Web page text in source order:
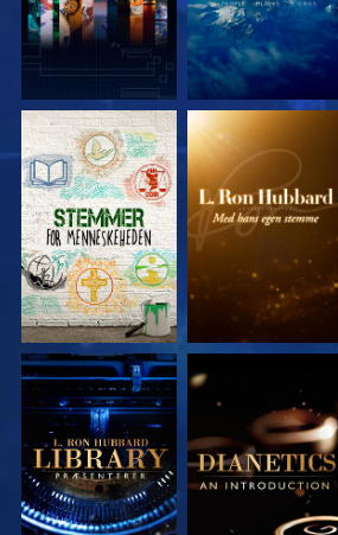
UDFORSK SERIEN UDFORSK SERIEN
UDFORSK SERIEN UDFORSK SERIEN